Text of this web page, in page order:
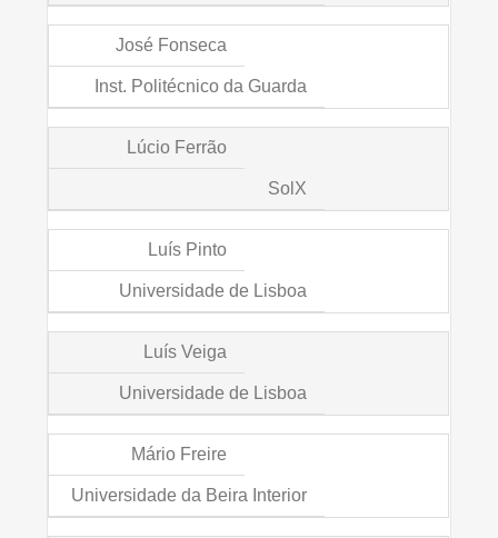
José Fonseca
Inst. Politécnico da Guarda
Lúcio Ferrão
SolX
Luís Pinto
Universidade de Lisboa
Luís Veiga
Universidade de Lisboa
Mário Freire
Universidade da Beira Interior